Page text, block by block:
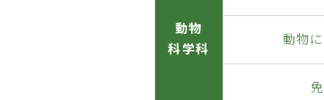
動物
科学科
動物